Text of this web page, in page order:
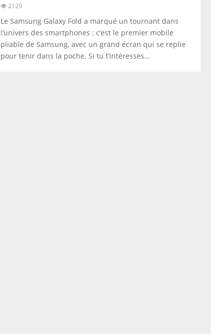
2129
Le Samsung Galaxy Fold a marqué un tournant dans
l’univers des smartphones : c’est le premier mobile
pliable de Samsung, avec un grand écran qui se replie
pour tenir dans la poche. Si tu t’intéresses...